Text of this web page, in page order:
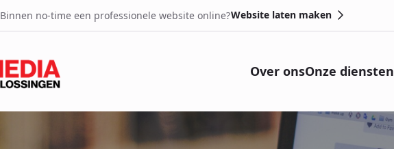
Binnen no-time een professionele website online?Website laten maken
Over onsOnze diensten